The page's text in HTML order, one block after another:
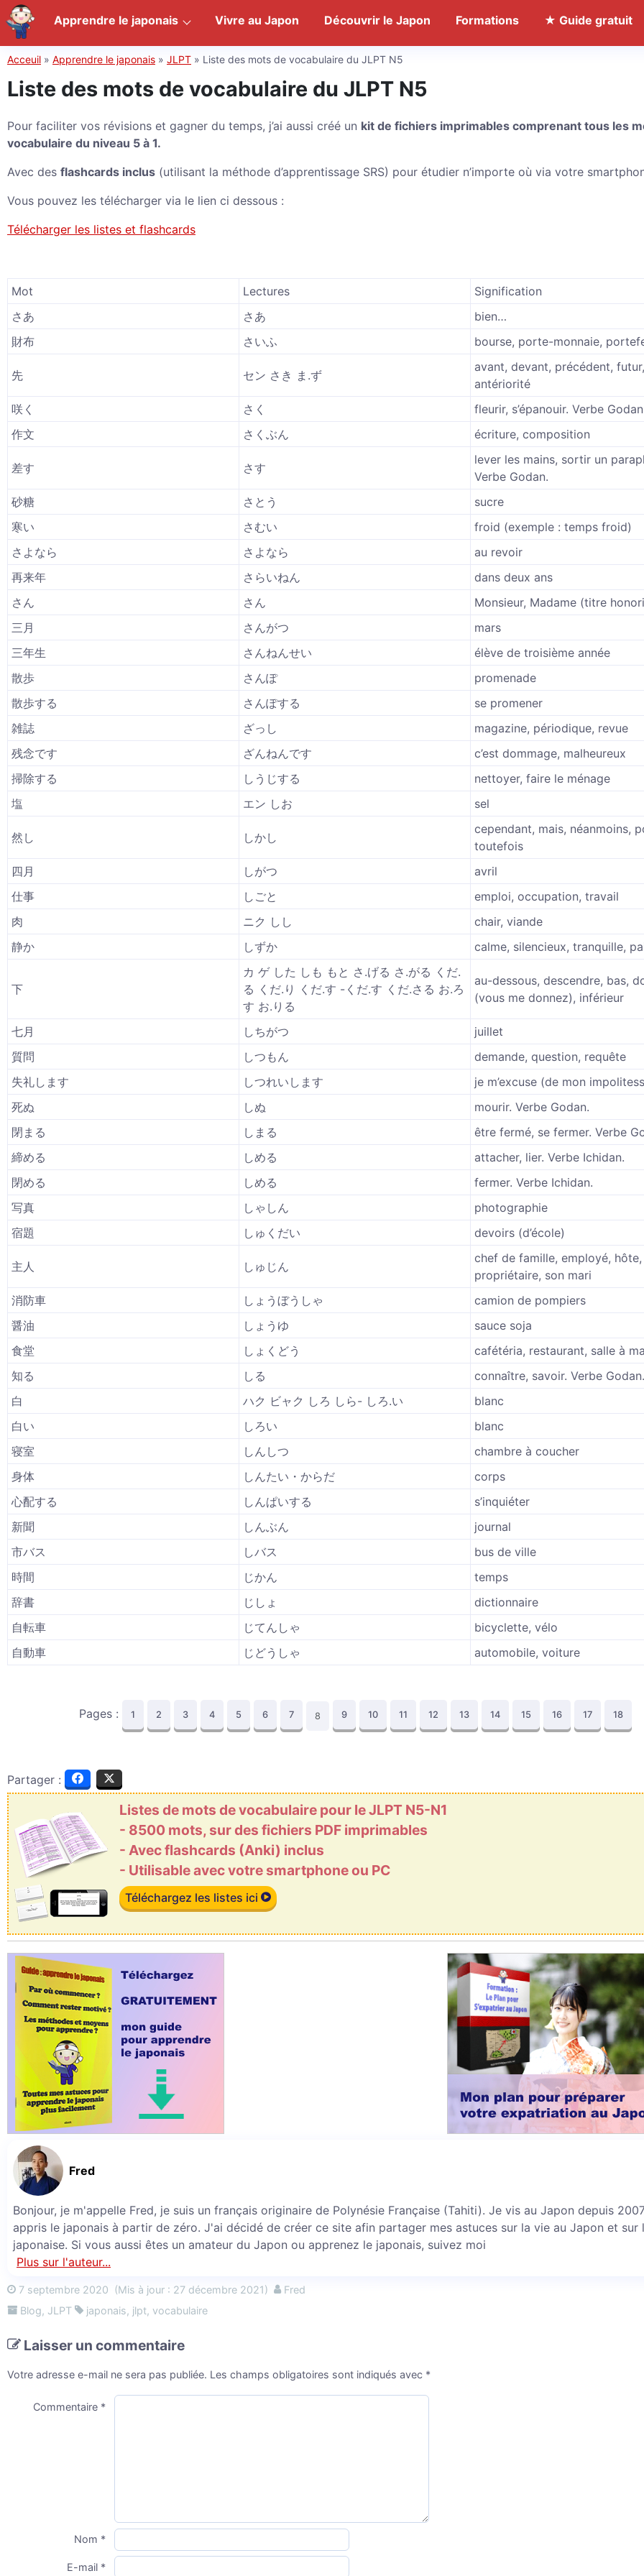
Acceuil » Apprendre le japonais » JLPT » Liste des mots de vocabulaire du JLPT N5
Liste des mots de vocabulaire du JLPT N5
Pour faciliter vos révisions et gagner du temps, j’ai aussi créé un kit de fichiers imprimables comprenant tous les
vocabulaire du niveau 5 à 1.
Avec des flashcards inclus (utilisant la méthode d’apprentissage SRS) pour étudier n’importe où via votre
Vous pouvez les télécharger via le lien ci dessous :
Télécharger les listes et flashcards
Mot Lectures
Signification
さあ
さあ
bien…
財布
さいふ bourse, porte-monnaie,
先 セン さき ま.ず
avant, devant, précédent, futur,
antériorité
咲く
さく
fleurir, s’épanouir. Verbe
作文
さくぶん écriture, composition
差す さす
lever les mains, sortir un
Verbe Godan.
砂糖
さとう
sucre
寒い
さむい
froid (exemple : temps froid)
さよなら
さよなら
au revoir
再来年
さらいねん
dans deux ans
さん
さん
Monsieur, Madame (titre
三月
さんがつ
mars
三年生
さんねんせい
élève de troisième année
散歩
さんぽ
promenade
散歩する
さんぽする
se promener
雑誌
ざっし
magazine, périodique, revue
残念です
ざんねんです
c’est dommage, malheureux
掃除する
しうじする
nettoyer, faire le ménage
塩
エン しお sel
然し しかし
cependant, mais, néanmoins,
toutefois
四月
しがつ
avril
仕事
しごと
emploi, occupation, travail
肉
ニク しし
chair, viande
静か
しずか calme, silencieux, tranquille,
下
カ ゲ した しも もと さ.げる さ.がる くだ.
る くだ.り くだ.す -くだ.す くだ.さる お.ろ
す お.りる
au-dessous, descendre, bas,
(vous me donnez), inférieur
七月 しちがつ
juillet
質問
しつもん
demande, question, requête
失礼します
しつれいします
je m’excuse (de mon
死ぬ
しぬ
mourir. Verbe Godan.
閉まる
しまる
être fermé, se fermer. Verbe
締める
しめる
attacher, lier. Verbe Ichidan.
閉める
しめる
fermer. Verbe Ichidan.
写真
しゃしん
photographie
宿題
しゅくだい devoirs (d’école)
主人 しゅじん
chef de famille, employé,
propriétaire, son mari
消防車
しょうぼうしゃ
camion de pompiers
醤油
しょうゆ
sauce soja
食堂
しょくどう
cafétéria, restaurant, salle à
知る
しる
connaître, savoir. Verbe Godan.
白
ハク ビャク しろ しら- しろ.い
blanc
白い
しろい
blanc
寝室
しんしつ
chambre à coucher
身体
しんたい・からだ
corps
心配する
しんぱいする
s’inquiéter
新聞
しんぶん
journal
市バス
しバス
bus de ville
時間
じかん
temps
辞書
じしょ
dictionnaire
自転車
じてんしゃ
bicyclette, vélo
自動車
じどうしゃ automobile, voiture
Pages : 1 2 3 4 5 6 7 8 9 10 11 12 13 14 15 16 17 18
Partager :
Listes de mots de vocabulaire pour le JLPT N5-N1
- 8500 mots, sur des fichiers PDF imprimables
- Avec flashcards (Anki) inclus
- Utilisable avec votre smartphone ou PC
Téléchargez les listes ici
Fred
Bonjour, je m'appelle Fred, je suis un français originaire de Polynésie Française (Tahiti). Je vis au Japon depuis
appris le japonais à partir de zéro. J'ai décidé de créer ce site afin partager mes astuces sur la vie au Japon et sur
japonaise. Si vous aussi êtes un amateur du Japon ou apprenez le japonais, suivez moi
Plus sur l'auteur...
7 septembre 2020 (Mis à jour : 27 décembre 2021)
Fred
Blog, JLPT japonais, jlpt, vocabulaire
Laisser un commentaire
Votre adresse e-mail ne sera pas publiée. Les champs obligatoires sont indiqués avec *
Commentaire *
Nom *
E-mail *
Apprendre le japonais Vivre au Japon Découvrir le Japon Formations ★ Guide gratuit